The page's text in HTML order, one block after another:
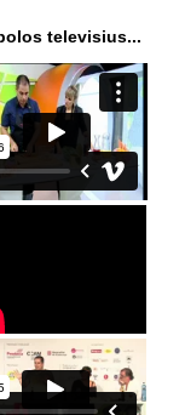
televisius...